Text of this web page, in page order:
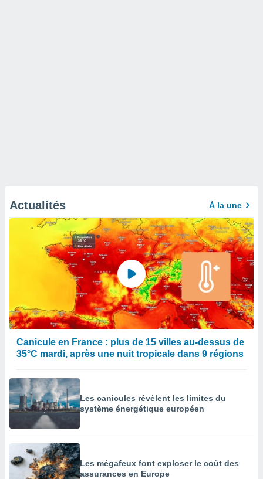
Actualités À la une
Canicule en France : plus de 15 villes au-dessus de
35°C mardi, après une nuit tropicale dans 9 régions
Les canicules révèlent les limites du
système énergétique européen
Les mégafeux font exploser le coût des
assurances en Europe